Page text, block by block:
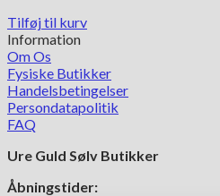
Tilføj til kurv
Information
Om Os
Fysiske Butikker
Handelsbetingelser
Persondatapolitik
FAQ
Ure Guld Sølv Butikker
Åbningstider: